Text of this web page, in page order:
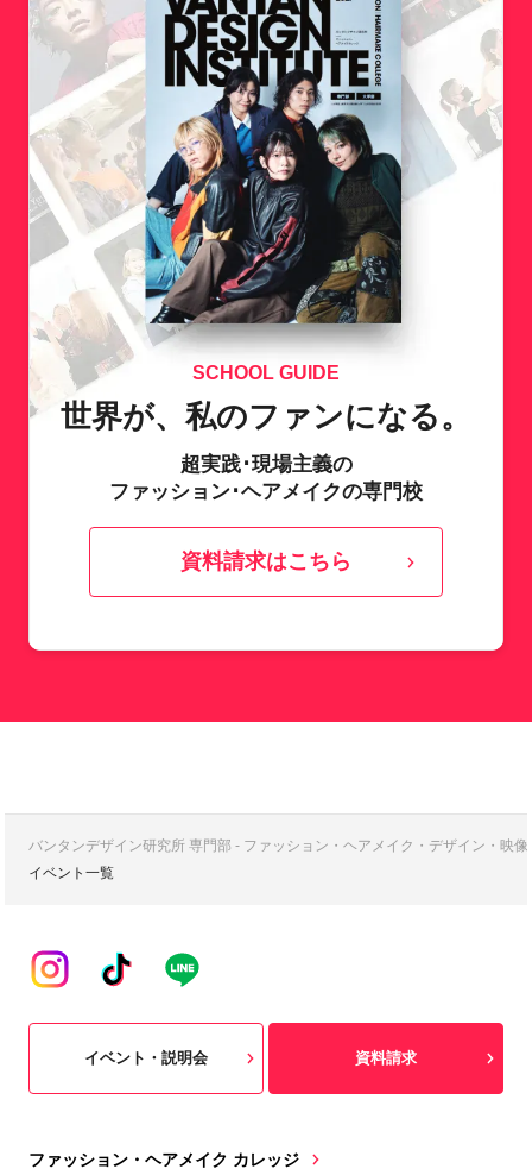
SCHOOL GUIDE
世界が、私のファンになる。
超実践･現場主義の
ファッション･ヘアメイクの専門校
資料請求はこちら
バンタンデザイン研究所 専門部 - ファッション・ヘアメイク・デザイン・映
イベント一覧
ファッション・ヘアメイク カレッジ
イベント・説明会 資料請求